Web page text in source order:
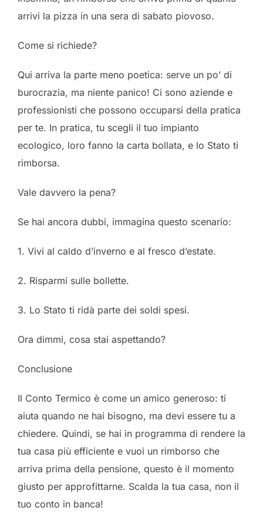
arrivi la pizza in una sera di sabato piovoso.
Come si richiede?
Qui arriva la parte meno poetica: serve un po’ di
burocrazia, ma niente panico! Ci sono aziende e
professionisti che possono occuparsi della pratica
per te. In pratica, tu scegli il tuo impianto
ecologico, loro fanno la carta bollata, e lo Stato ti
rimborsa.
Vale davvero la pena?
Se hai ancora dubbi, immagina questo scenario:
1. Vivi al caldo d’inverno e al fresco d’estate.
2. Risparmi sulle bollette.
3. Lo Stato ti ridà parte dei soldi spesi.
Ora dimmi, cosa stai aspettando?
Conclusione
Il Conto Termico è come un amico generoso: ti
aiuta quando ne hai bisogno, ma devi essere tu a
chiedere. Quindi, se hai in programma di rendere la
tua casa più efficiente e vuoi un rimborso che
arriva prima della pensione, questo è il momento
giusto per approfittarne. Scalda la tua casa, non il
tuo conto in banca!